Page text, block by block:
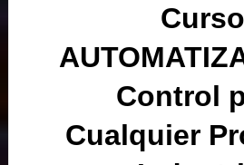
Curso
Control
Cualquier